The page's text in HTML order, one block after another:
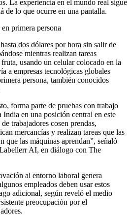
La experiencia en el mundo real sigue
de lo que ocurre en una pantalla.
primera persona
dos dólares por hora sin salir de
mientras realizan tareas
usando un celular colocado en la
a empresas tecnológicas globales
persona, también conocidos
forma parte de pruebas con trabajo
en una posición central en este
trabajadores cosen prendas,
mercancías y realizan tareas que las
que las máquinas aprendan”, señaló
AI, en diálogo con The
al entorno laboral genera
empleados deben usar estos
adicional, según reveló el medio
preocupación por el